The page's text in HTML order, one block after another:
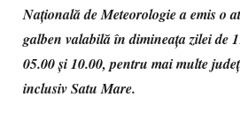
Națională de Meteorologie a emis o
galben valabilă în dimineața zilei de
05.00 și 10.00, pentru mai multe
inclusiv Satu Mare.